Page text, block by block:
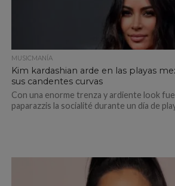
MUSICMANÍA
Kim kardashian arde en las playas
sus candentes curvas
Con una enorme trenza y ardiente look
paparazzis la socialité durante un día de